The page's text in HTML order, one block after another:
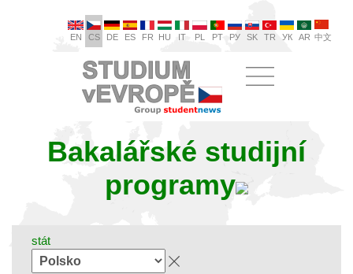
EN CS DE ES FR HU IT PL PT РУ SK TR УК AR 中文
Bakalářské studijní
programy
stát